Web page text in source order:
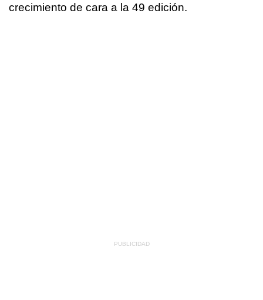
crecimiento de cara a la 49 edición.